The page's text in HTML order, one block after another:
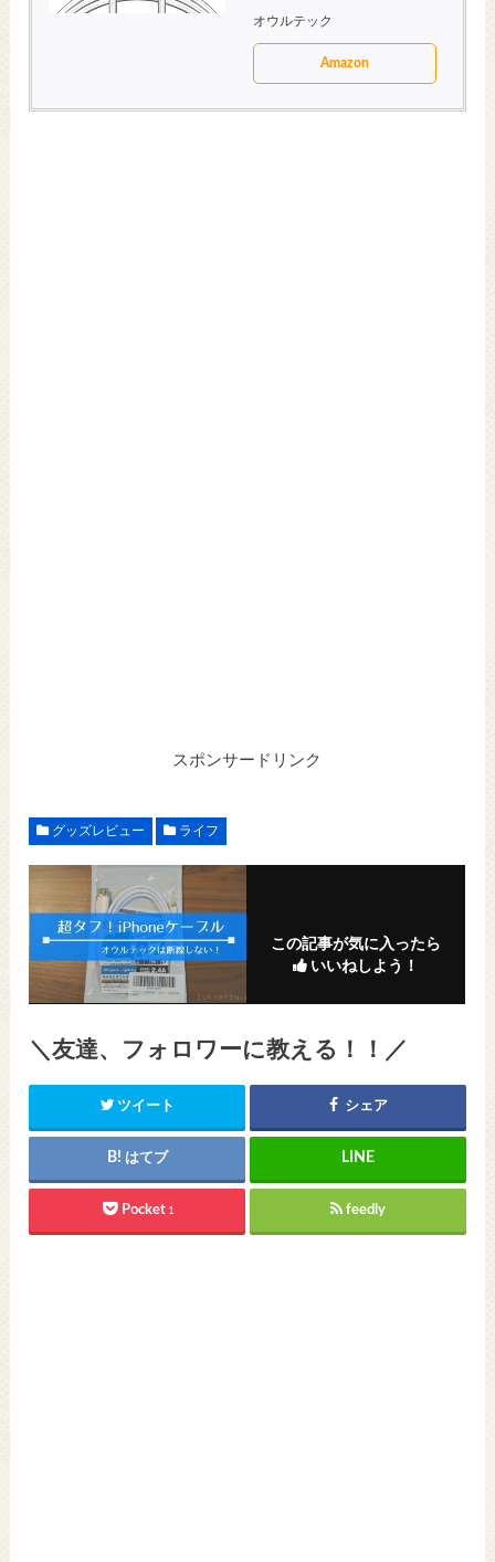
オウルテック
Amazon
スポンサードリンク
グッズレビュー ライフ
この記事が気に入ったら
いいねしよう！
＼友達、フォロワーに教える！！／
ツイート シェア
はてブ
Pocket 1 feedly